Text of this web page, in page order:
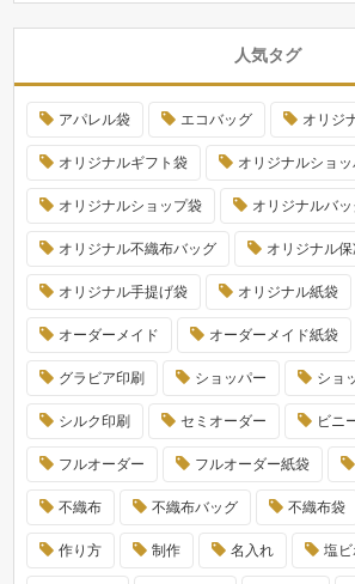
人気タグ
アパレル袋 エコバッグ オリジ
オリジナルギフト袋 オリジナルショッ
オリジナルショップ袋 オリジナルバ
オリジナル不織布バッグ オリジナル
オリジナル手提げ袋 オリジナル紙袋
オーダーメイド オーダーメイド紙袋
グラビア印刷 ショッパー ショ
シルク印刷 セミオーダー ビニ
フルオーダー フルオーダー紙袋
不織布 不織布バッグ 不織布袋
作り方 制作 名入れ 塩